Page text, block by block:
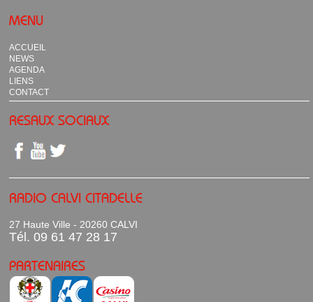
MENU
ACCUEIL
NEWS
AGENDA
LIENS
CONTACT
RESAUX SOCIAUX
RADIO CALVI CITADELLE
27 Haute Ville - 20260 CALVI
Tél. 09 61 47 28 17
PARTENAIRES